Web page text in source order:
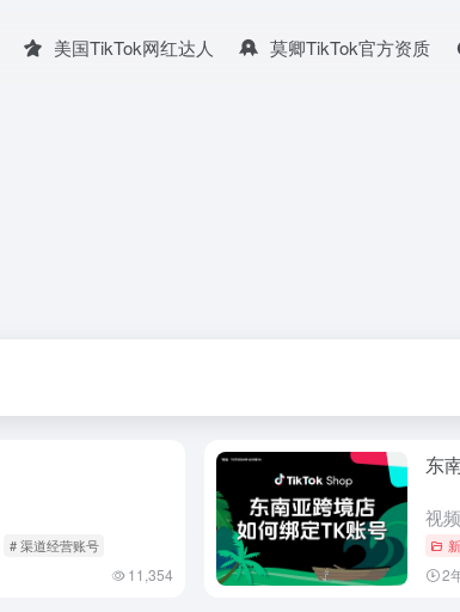
美国TikTok网红达人 莫卿TikTok官方资质
# 渠道经营账号
11,354
东
2